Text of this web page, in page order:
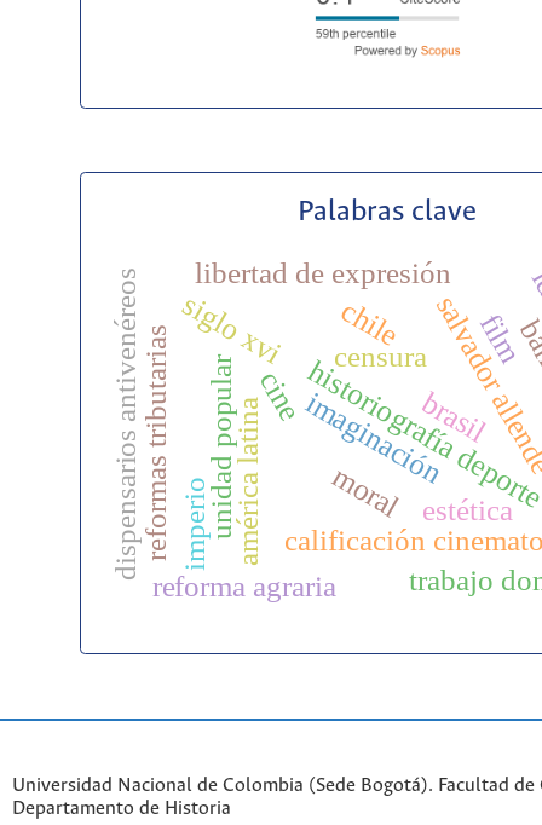
Palabras clave
historiografía
américa latina
censura
calificación
cine
film
chile salvador
unidad popular
libertad de expresión
imaginación
moral
siglo xvi
trabajo
reforma agraria
reformas tributarias brasil
estética
imperio
dispensarios antivenéreos
Universidad Nacional de Colombia (Sede Bogotá). Facultad de
Departamento de Historia